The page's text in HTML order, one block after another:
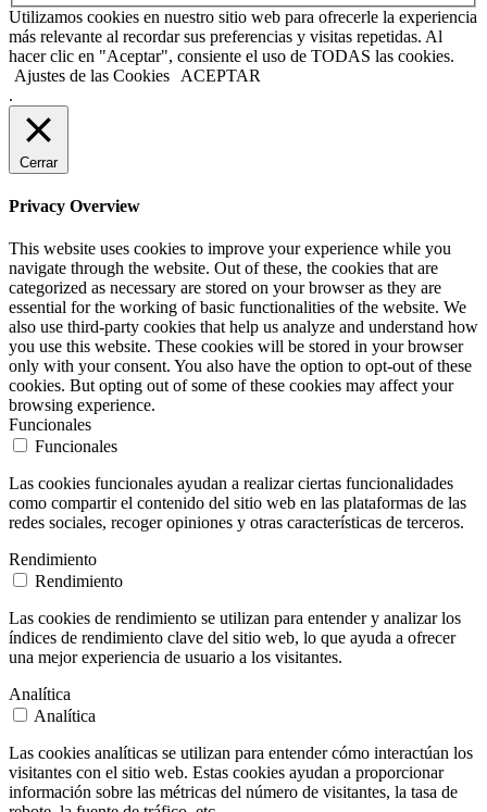
Utilizamos cookies en nuestro sitio web para ofrecerle la experiencia
más relevante al recordar sus preferencias y visitas repetidas. Al
hacer clic en "Aceptar", consiente el uso de TODAS las cookies.
Ajustes de las Cookies
ACEPTAR
.
Cerrar
Privacy Overview
This website uses cookies to improve your experience while you
navigate through the website. Out of these, the cookies that are
categorized as necessary are stored on your browser as they are
essential for the working of basic functionalities of the website. We
also use third-party cookies that help us analyze and understand how
you use this website. These cookies will be stored in your browser
only with your consent. You also have the option to opt-out of these
cookies. But opting out of some of these cookies may affect your
browsing experience.
Funcionales
Funcionales
Las cookies funcionales ayudan a realizar ciertas funcionalidades
como compartir el contenido del sitio web en las plataformas de las
redes sociales, recoger opiniones y otras características de terceros.
Rendimiento
Rendimiento
Las cookies de rendimiento se utilizan para entender y analizar los
índices de rendimiento clave del sitio web, lo que ayuda a ofrecer
una mejor experiencia de usuario a los visitantes.
Analítica
Analítica
Las cookies analíticas se utilizan para entender cómo interactúan los
visitantes con el sitio web. Estas cookies ayudan a proporcionar
información sobre las métricas del número de visitantes, la tasa de